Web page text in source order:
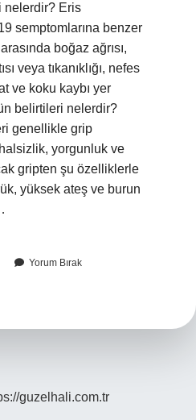
nelerdir? Eris
semptomlarına benzer
boğaz ağrısı,
veya tıkanıklığı, nefes
ve koku kaybı yer
belirtileri nelerdir?
genellikle grip
yorgunluk ve
gripten şu özelliklerle
yüksek ateş ve burun
Yorum Bırak
guzelhali.com.tr